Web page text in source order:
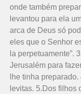
onde também
levantou para ela
arca de Deus só
eles que o Senhor
la perpetuamente”.
Jerusalém para
lhe tinha
levitas. 5.Dos filhos